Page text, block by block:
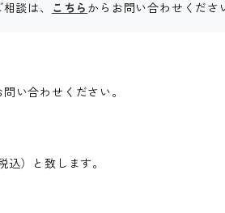
談は、
こちら からお問い合わせくださ
い合わせください。
）と致します。